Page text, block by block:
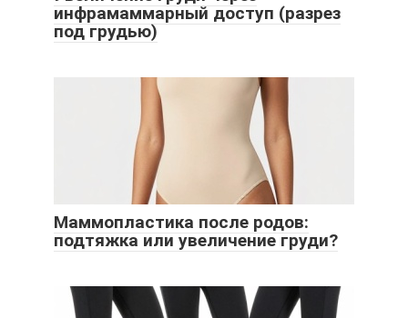
инфрамаммарный доступ (разрез
под грудью)
Маммопластика после родов:
подтяжка или увеличение груди?